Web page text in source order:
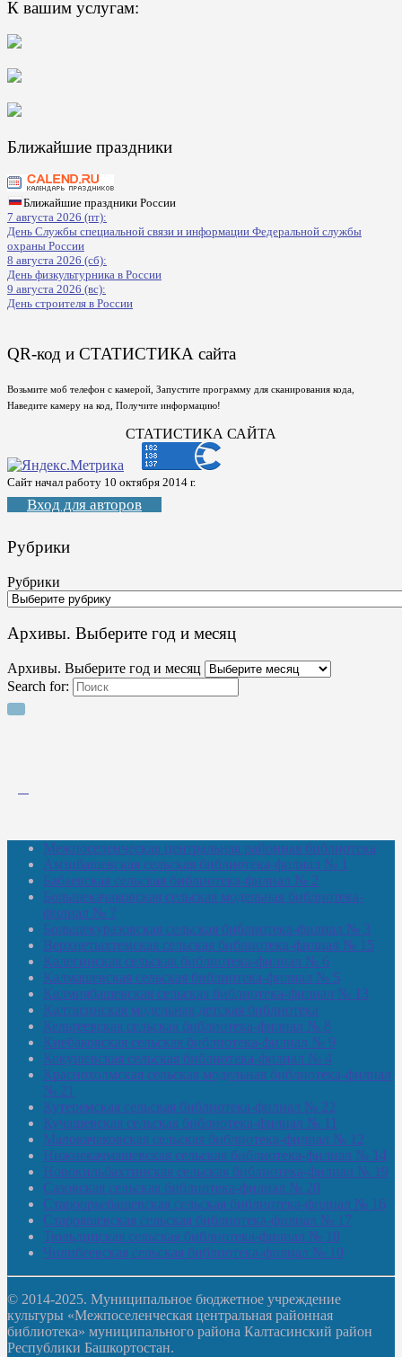
К вашим услугам:
Ближайшие праздники
Ближайшие праздники России
7 августа 2026 (пт):
День Службы специальной связи и информации Федеральной службы
охраны России
8 августа 2026 (сб):
День физкультурника в России
9 августа 2026 (вс):
День строителя в России
QR-код и СТАТИСТИКА сайта
Возьмите моб телефон с камерой, Запустите программу для сканирования кода,
Наведите камеру на код, Получите информацию!
СТАТИСТИКА САЙТА
Сайт начал работу 10 октября 2014 г.
Вход для авторов
Рубрики
Рубрики
Архивы. Выберите год и месяц
Архивы. Выберите год и месяц
Search for:
Межпоселенческая центральная районная библиотека
Амзибашевская сельская библиотека-филиал № 1
Бабаевская сельская библиотека-филиал № 2
Большекачаковская сельская модельная библиотека-
филиал № 7
Большекуразовская сельская библиотека-филиал № 3
Верхнетыхтемская сельская библиотека-филиал № 15
Калегинская сельская библиотека-филиал № 6
Калмашевская сельская библиотека-филиал № 5
Калмиябашевская сельская библиотека-филиал № 13
Калтасинская модельная детская библиотека
Кельтеевская сельская библиотека-филиал № 8
Киебаковская сельская библиотека-филиал № 9
Кокушевская сельская библиотека-филиал № 4
Краснохолмская сельская модельная библиотека-филиал
№ 21
Кутеремская сельская библиотека-филиал № 22
Кучашевская сельская библиотека-филиал № 11
Малокачаковская сельская библиотека-филиал № 12
Нижнекачмашевская сельская библиотека-филиал № 14
Новокильбахтинская сельская библиотека-филиал № 19
Сазовская сельская библиотека-филиал № 20
Староорьебашевская сельская библиотека-филиал № 16
Старояшевская сельская библиотека-филиал № 17
Тюльдинская сельская библиотека-филиал № 18
Чилибеевская сельская библиотека-филиал № 10
© 2014-2025. Муниципальное бюджетное учреждение
культуры «Межпоселенческая центральная районная
библиотека» муниципального района Калтасинский район
Республики Башкортостан.